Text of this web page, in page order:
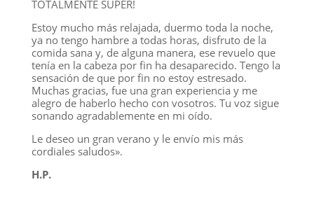
TOTALMENTE SUPER!
Estoy mucho más relajada, duermo toda la noche,
ya no tengo hambre a todas horas, disfruto de la
comida sana y, de alguna manera, ese revuelo que
tenía en la cabeza por fin ha desaparecido. Tengo la
sensación de que por fin no estoy estresado.
Muchas gracias, fue una gran experiencia y me
alegro de haberlo hecho con vosotros. Tu voz sigue
sonando agradablemente en mi oído.
Le deseo un gran verano y le envío mis más
cordiales saludos».
H.P.